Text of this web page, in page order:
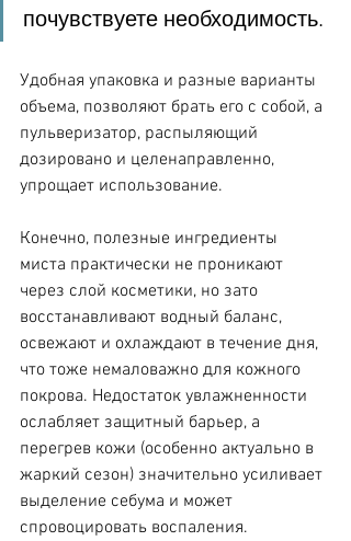
почувствуете необходимость.
Удобная упаковка и разные варианты
объема, позволяют брать его с собой, а
пульверизатор, распыляющий
дозировано и целенаправленно,
упрощает использование.
Конечно, полезные ингредиенты
миста практически не проникают
через слой косметики, но зато
восстанавливают водный баланс,
освежают и охлаждают в течение дня,
что тоже немаловажно для кожного
покрова. Недостаток увлажненности
ослабляет защитный барьер, а
перегрев кожи (особенно актуально в
жаркий сезон) значительно усиливает
выделение себума и может
спровоцировать воспаления.